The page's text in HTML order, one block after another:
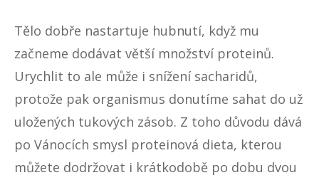
Tělo dobře nastartuje hubnutí, když mu
začneme dodávat větší množství proteinů.
Urychlit to ale může i snížení sacharidů,
protože pak organismus donutíme sahat do už
uložených tukových zásob. Z toho důvodu dává
po Vánocích smysl proteinová dieta, kterou
můžete dodržovat i krátkodobě po dobu dvou